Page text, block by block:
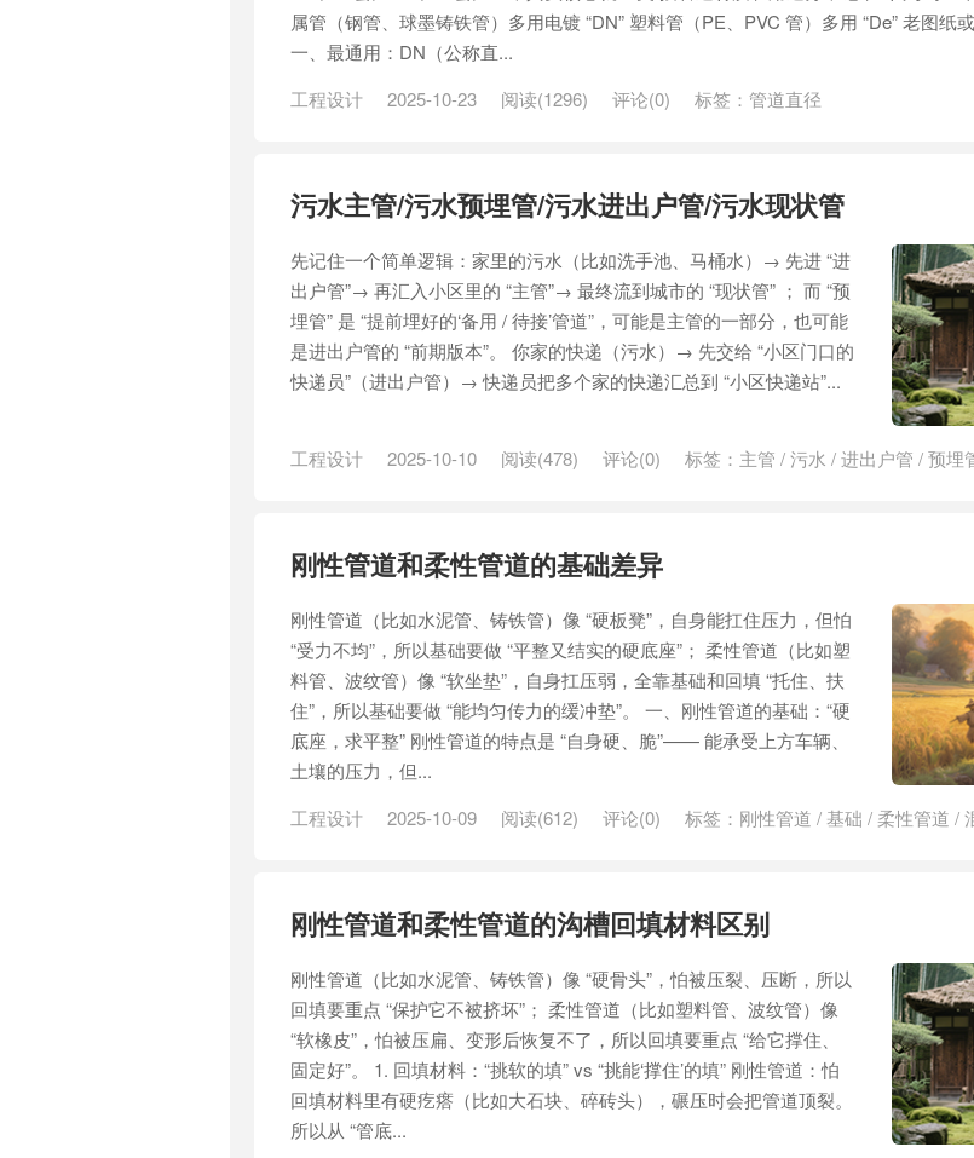
属管（钢管、球墨铸铁管）多用电镀 “DN” 塑料管（PE、PVC 管）多用 “De” 老图纸
一、最通用：DN（公称直...
工程设计 2025-10-23 阅读(1296) 评论(0) 标签： 管道直径
污水主管/污水预埋管/污水进出户管/污水现状管
先记住一个简单逻辑：家里的污水（比如洗手池、马桶水）→ 先进 “进
出户管”→ 再汇入小区里的 “主管”→ 最终流到城市的 “现状管” ； 而 “预
埋管” 是 “提前埋好的‘备用 / 待接’管道”，可能是主管的一部分，也可能
是进出户管的 “前期版本”。 你家的快递（污水）→ 先交给 “小区门口的
快递员”（进出户管）→ 快递员把多个家的快递汇总到 “小区快递站”...
工程设计 2025-10-10 阅读(478) 评论(0) 标签： 主管 /污水 /进出户管 /预埋
刚性管道和柔性管道的基础差异
刚性管道（比如水泥管、铸铁管）像 “硬板凳”，自身能扛住压力，但怕
“受力不均”，所以基础要做 “平整又结实的硬底座”； 柔性管道（比如塑
料管、波纹管）像 “软坐垫”，自身扛压弱，全靠基础和回填 “托住、扶
住”，所以基础要做 “能均匀传力的缓冲垫”。 一、刚性管道的基础：“硬
底座，求平整” 刚性管道的特点是 “自身硬、脆”—— 能承受上方车辆、
土壤的压力，但...
工程设计 2025-10-09 阅读(612) 评论(0) 标签： 刚性管道 /基础 /柔性管道 /
刚性管道和柔性管道的沟槽回填材料区别
刚性管道（比如水泥管、铸铁管）像 “硬骨头”，怕被压裂、压断，所以
回填要重点 “保护它不被挤坏”； 柔性管道（比如塑料管、波纹管）像
“软橡皮”，怕被压扁、变形后恢复不了，所以回填要重点 “给它撑住、
固定好”。 1. 回填材料：“挑软的填” vs “挑能‘撑住’的填” 刚性管道：怕
回填材料里有硬疙瘩（比如大石块、碎砖头），碾压时会把管道顶裂。
所以从 “管底...